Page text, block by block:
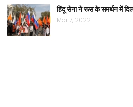
हिंदू सेना ने रूस के समर्थन में
Mar 7, 2022